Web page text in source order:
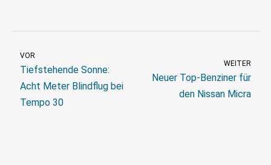
VOR
Tiefstehende Sonne:
Acht Meter Blindflug bei
Tempo 30
WEITER
Neuer Top-Benziner für
den Nissan Micra